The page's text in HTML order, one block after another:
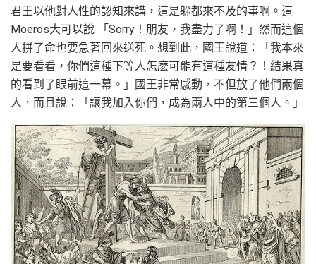
君王以他對人性的認知來講，這是躲都來不及的事啊。這
Moeros大可以說 「Sorry！朋友，我盡力了啊！」然而這個
人拼了命也要急著回來送死。想到此，國王說道：「我本來
是要看看，你們這種下等人怎麽可能有這種友情？！結果真
的看到了眼前這一幕。」國王非常感動，不但放了他們兩個
人，而且說：「讓我加入你們，成為兩人中的第三個人。」